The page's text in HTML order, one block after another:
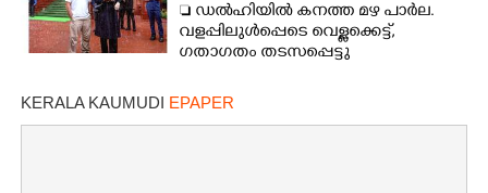
 ഡൽഹിയിൽ കനത്ത മഴ പാർല.
വളപ്പിലുൾപ്പെടെ വെള്ളക്കെട്ട്,
ഗതാഗതം തടസപ്പെട്ടു
KERALA KAUMUDI EPAPER